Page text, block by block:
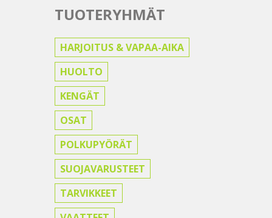
TUOTERYHMÄT
HARJOITUS & VAPAA-AIKA
HUOLTO
KENGÄT
OSAT
POLKUPYÖRÄT
SUOJAVARUSTEET
TARVIKKEET